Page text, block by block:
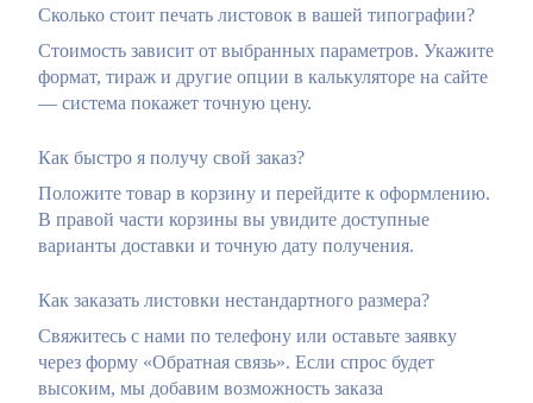
Сколько стоит печать листовок в вашей типографии?
Стоимость зависит от выбранных параметров. Укажите
формат, тираж и другие опции в калькуляторе на сайте
— система покажет точную цену.
Как быстро я получу свой заказ?
Положите товар в корзину и перейдите к оформлению.
В правой части корзины вы увидите доступные
варианты доставки и точную дату получения.
Как заказать листовки нестандартного размера?
Свяжитесь с нами по телефону или оставьте заявку
через форму «Обратная связь». Если спрос будет
высоким, мы добавим возможность заказа